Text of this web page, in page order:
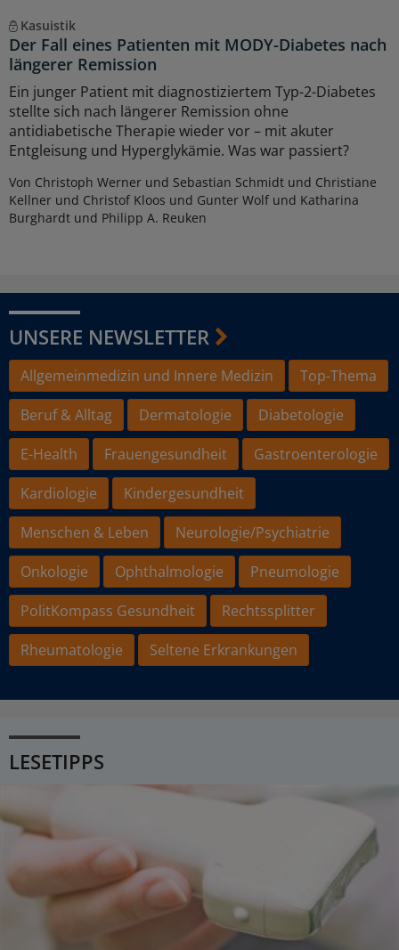
Kasuistik
Der Fall eines Patienten mit MODY-Diabetes nach
längerer Remission
Ein junger Patient mit diagnostiziertem Typ-2-Diabetes
stellte sich nach längerer Remission ohne
antidiabetische Therapie wieder vor – mit akuter
Entgleisung und Hyperglykämie. Was war passiert?
Von Christoph Werner und Sebastian Schmidt und Christiane
Kellner und Christof Kloos und Gunter Wolf und Katharina
Burghardt und Philipp A. Reuken
UNSERE NEWSLETTER
Allgemeinmedizin und Innere Medizin
Top-Thema
Beruf & Alltag
Dermatologie
Diabetologie
E-Health
Frauengesundheit
Gastroenterologie
Kardiologie
Kindergesundheit
Menschen & Leben
Neurologie/Psychiatrie
Onkologie
Ophthalmologie
Pneumologie
PolitKompass Gesundheit
Rechtssplitter
Rheumatologie
Seltene Erkrankungen
LESETIPPS